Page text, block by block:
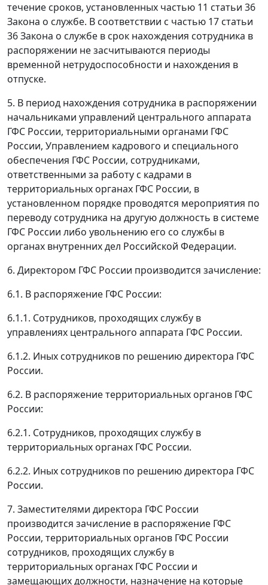
течение сроков, установленных частью 11 статьи 36
Закона о службе. В соответствии с частью 17 статьи
36 Закона о службе в срок нахождения сотрудника в
распоряжении не засчитываются периоды
временной нетрудоспособности и нахождения в
отпуске.
5. В период нахождения сотрудника в распоряжении
начальниками управлений центрального аппарата
ГФС России, территориальными органами ГФС
России, Управлением кадрового и специального
обеспечения ГФС России, сотрудниками,
ответственными за работу с кадрами в
территориальных органах ГФС России, в
установленном порядке проводятся мероприятия по
переводу сотрудника на другую должность в системе
ГФС России либо увольнению его со службы в
органах внутренних дел Российской Федерации.
6. Директором ГФС России производится зачисление:
6.1. В распоряжение ГФС России:
6.1.1. Сотрудников, проходящих службу в
управлениях центрального аппарата ГФС России.
6.1.2. Иных сотрудников по решению директора ГФС
России.
6.2. В распоряжение территориальных органов ГФС
России:
6.2.1. Сотрудников, проходящих службу в
территориальных органах ГФС России.
6.2.2. Иных сотрудников по решению директора ГФС
России.
7. Заместителями директора ГФС России
производится зачисление в распоряжение ГФС
России, территориальных органов ГФС России
сотрудников, проходящих службу в
территориальных органах ГФС России и
замещающих должности, назначение на которые